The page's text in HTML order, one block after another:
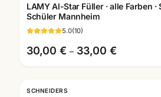
LAMY Al-Star Füller · alle Farben
Schüler Mannheim
5.0(10)
30,00 € – 33,00 €
SCHNEIDERS